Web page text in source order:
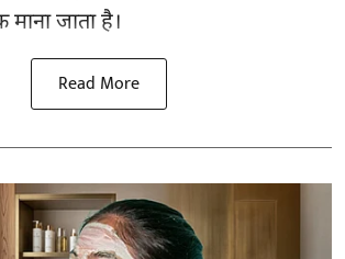
जाता है।
Read More